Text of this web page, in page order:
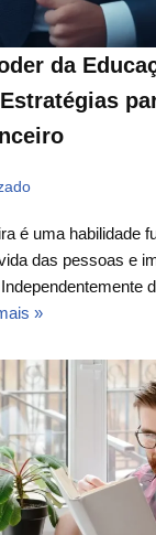
da
é uma habilidade
das pessoas e
»